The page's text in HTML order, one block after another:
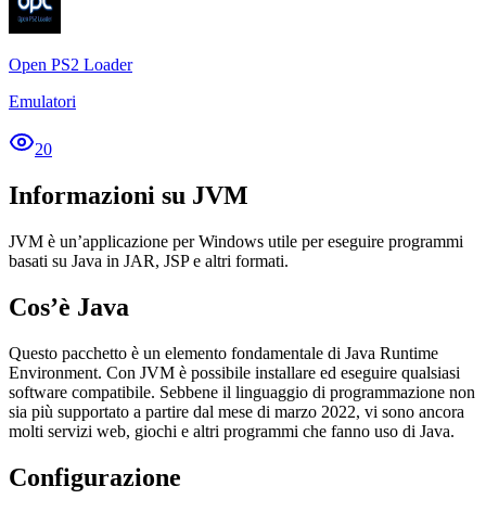
Open PS2 Loader
Emulatori
20
Informazioni su JVM
JVM è un’applicazione per Windows utile per eseguire programmi
basati su Java in JAR, JSP e altri formati.
Cos’è Java
Questo pacchetto è un elemento fondamentale di Java Runtime
Environment. Con JVM è possibile installare ed eseguire qualsiasi
software compatibile. Sebbene il linguaggio di programmazione non
sia più supportato a partire dal mese di marzo 2022, vi sono ancora
molti servizi web, giochi e altri programmi che fanno uso di Java.
Configurazione